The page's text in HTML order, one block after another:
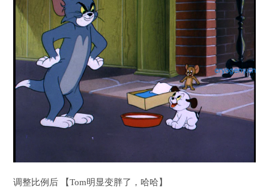
调整比例后 【Tom明显变胖了，哈哈】